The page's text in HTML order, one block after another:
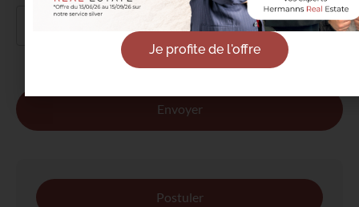
J’ai lu et j’accepte lapolitique de confidentialité
Postuler
Je profite de l'offre